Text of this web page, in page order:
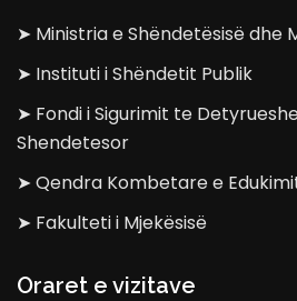
➤ Ministria e Shëndetësisë dhe
➤ Instituti i Shëndetit Publik
➤ Fondi i Sigurimit te
Shendetesor
➤ Qendra Kombetare e
➤ Fakulteti i Mjekësisë
Oraret e vizitave